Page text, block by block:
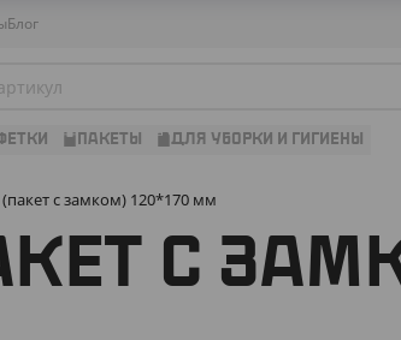
Блог
ПАКЕТЫ ДЛЯ УБОРКИ И ГИГИЕНЫ
с замком) 120*170 мм
С